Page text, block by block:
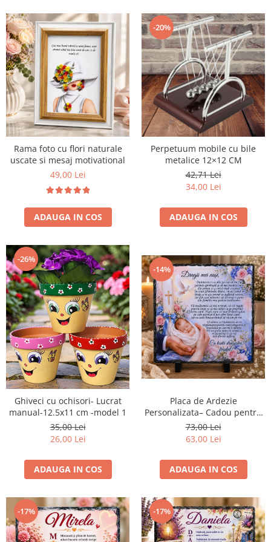
Rama foto cu flori naturale
uscate si mesaj motivational
49,00 Lei
ADAUGA IN COS
-20%
Perpetuum mobile cu bile
metalice 12×12 CM
42,71 Lei
34,00 Lei
ADAUGA IN COS
-26%
Ghiveci cu ochisori- Lucrat
manual-12.5x11 cm -model 1
35,00 Lei
26,00 Lei
ADAUGA IN COS
-14%
Placa de Ardezie
Personalizata– Cadou pentru
Nasii de Botez
73,00 Lei
63,00 Lei
ADAUGA IN COS
-17% -17%